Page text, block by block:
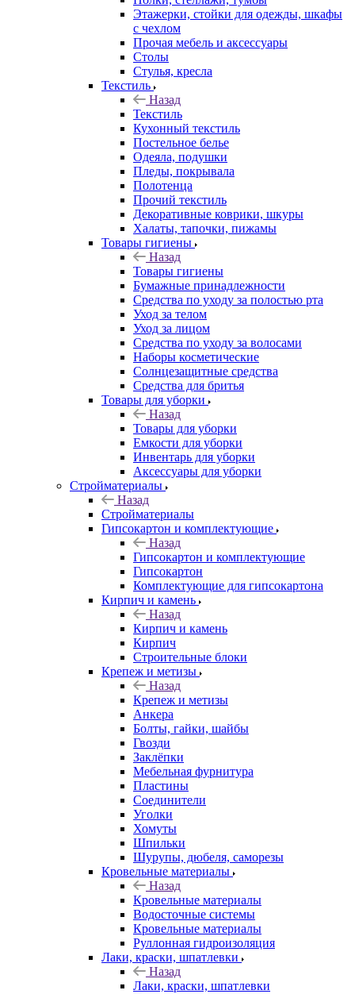
Этажерки, стойки для одежды, шкафы
с чехлом
Прочая мебель и аксессуары
Столы
Стулья, кресла
Текстиль
Назад
Текстиль
Кухонный текстиль
Постельное белье
Одеяла, подушки
Пледы, покрывала
Полотенца
Прочий текстиль
Декоративные коврики, шкуры
Халаты, тапочки, пижамы
Товары гигиены
Назад
Товары гигиены
Бумажные принадлежности
Средства по уходу за полостью рта
Уход за телом
Уход за лицом
Средства по уходу за волосами
Наборы косметические
Солнцезащитные средства
Средства для бритья
Товары для уборки
Назад
Товары для уборки
Емкости для уборки
Инвентарь для уборки
Аксессуары для уборки
Стройматериалы
Назад
Стройматериалы
Гипсокартон и комплектующие
Назад
Гипсокартон и комплектующие
Гипсокартон
Комплектующие для гипсокартона
Кирпич и камень
Назад
Кирпич и камень
Кирпич
Строительные блоки
Крепеж и метизы
Назад
Крепеж и метизы
Анкера
Болты, гайки, шайбы
Гвозди
Заклёпки
Мебельная фурнитура
Пластины
Соединители
Уголки
Хомуты
Шпильки
Шурупы, дюбеля, саморезы
Кровельные материалы
Назад
Кровельные материалы
Водосточные системы
Кровельные материалы
Руллонная гидроизоляция
Лаки, краски, шпатлевки
Назад
Лаки, краски, шпатлевки